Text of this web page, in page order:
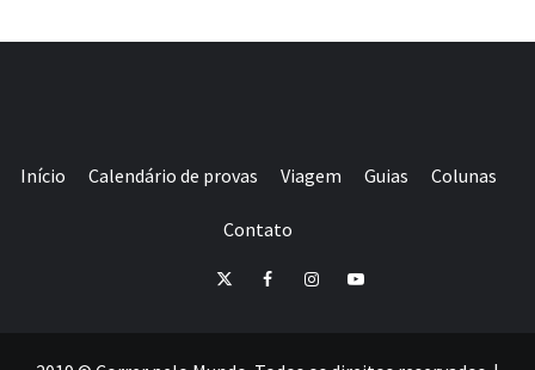
Início Calendário de provas Viagem Guias Colunas
Contato
TwitterFacebookInstagramYoutube